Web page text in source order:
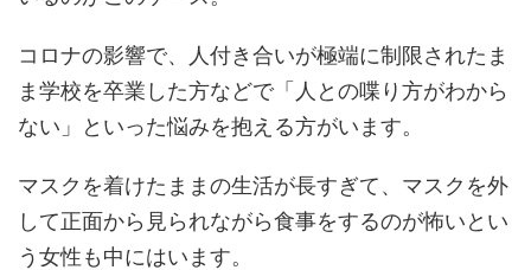
コロナの影響で、人付き合いが極端に制限されたま
ま学校を卒業した方などで「人との喋り方がわから
ない」といった悩みを抱える方がいます。
マスクを着けたままの生活が長すぎて、マスクを外
して正面から見られながら食事をするのが怖いとい
う女性も中にはいます。